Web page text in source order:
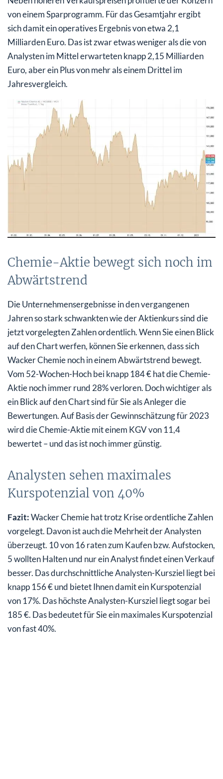
von einem Sparprogramm. Für das Gesamtjahr ergibt
sich damit ein operatives Ergebnis von etwa 2,1
Milliarden Euro. Das ist zwar etwas weniger als die von
Analysten im Mittel erwarteten knapp 2,15 Milliarden
Euro, aber ein Plus von mehr als einem Drittel im
Jahresvergleich.
Chemie-Aktie bewegt sich noch im
Abwärtstrend
Die Unternehmensergebnisse in den vergangenen
Jahren so stark schwankten wie der Aktienkurs sind die
jetzt vorgelegten Zahlen ordentlich. Wenn Sie einen Blick
auf den Chart werfen, können Sie erkennen, dass sich
Wacker Chemie noch in einem Abwärtstrend bewegt.
Vom 52-Wochen-Hoch bei knapp 184 € hat die Chemie-
Aktie noch immer rund 28% verloren. Doch wichtiger als
ein Blick auf den Chart sind für Sie als Anleger die
Bewertungen. Auf Basis der Gewinnschätzung für 2023
wird die Chemie-Aktie mit einem KGV von 11,4
bewertet – und das ist noch immer günstig.
Analysten sehen maximales
Kurspotenzial von 40%
Fazit:Wacker Chemie hat trotz Krise ordentliche Zahlen
vorgelegt. Davon ist auch die Mehrheit der Analysten
überzeugt. 10 von 16 raten zum Kaufen bzw. Aufstocken,
5 wollten Halten und nur ein Analyst findet einen Verkauf
besser. Das durchschnittliche Analysten-Kursziel liegt bei
knapp 156 € und bietet Ihnen damit ein Kurspotenzial
von 17%. Das höchste Analysten-Kursziel liegt sogar bei
185 €. Das bedeutet für Sie ein maximales Kurspotenzial
von fast 40%.